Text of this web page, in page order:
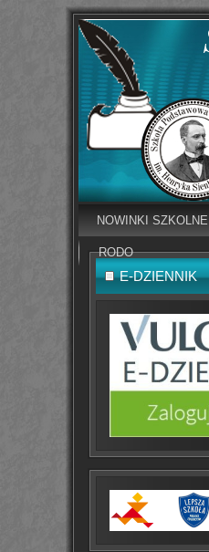
NOWINKI SZKOLNE
RODO
E-DZIENNIK